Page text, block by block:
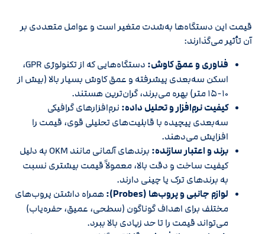
قیمت این دستگاه‌ها به‌شدت متغیر است و عوامل متعددی بر
آن تأثیر می‌گذارند:
فناوری و عمق کاوش:
دستگاه‌هایی که از تکنولوژی GPR،
اسکن سه‌بعدی پیشرفته و عمق کاوش بسیار بالا (بیش از
۱۰-۱۵ متر) بهره می‌برند، گران‌ترین هستند.
کیفیت نرم‌افزار و تحلیل داده: نرم‌افزارهای گرافیکی
سه‌بعدی پیچیده با قابلیت‌های تحلیلی قوی، قیمت را
افزایش می‌دهند.
برند و اعتبار سازنده:
برندهای آلمانی مانند OKM به دلیل
کیفیت ساخت و دقت بالا، معمولاً قیمت بیشتری نسبت
به برندهای ترک یا چینی دارند.
لوازم جانبی و پروب‌ها (Probes):
همراه داشتن پروب‌های
مختلف برای اهداف گوناگون (سطحی، عمیق، حفره‌یاب)
می‌تواند قیمت را تا حد زیادی بالا ببرد.